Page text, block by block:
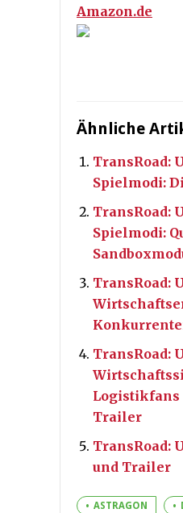
Amazon.de
Ähnliche
TransRoad:
Spielmodi:
TransRoad:
Spielmodi:
TransRoad:
TransRoad:
Logistikfans
Trailer
TransRoad:
und Trailer
ASTRAGON